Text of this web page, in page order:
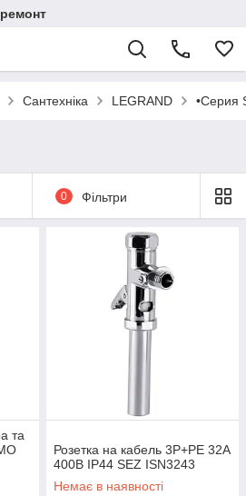
Сантехніка LEGRAND •Серия
0 Фільтри
та
Розетка на кабель 3P+PE 32А
400В IP44 SEZ ISN3243
Немає в наявності